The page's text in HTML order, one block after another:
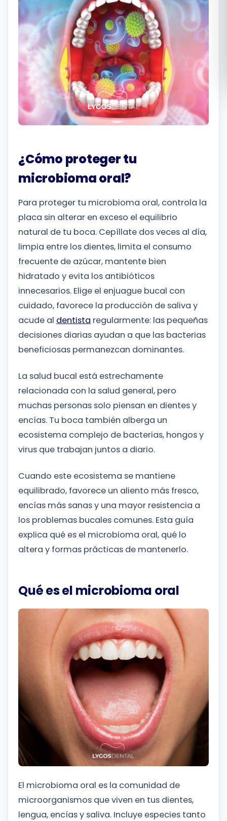
Română
Русский
¿Cómo proteger tu
microbioma oral?
Para proteger tu microbioma oral, controla la
placa sin alterar en exceso el equilibrio
natural de tu boca. Cepíllate dos veces al día,
limpia entre los dientes, limita el consumo
frecuente de azúcar, mantente bien
hidratado y evita los antibióticos
innecesarios. Elige el enjuague bucal con
cuidado, favorece la producción de saliva y
acude al dentista regularmente: las pequeñas
decisiones diarias ayudan a que las bacterias
beneficiosas permanezcan dominantes.
La salud bucal está estrechamente
relacionada con la salud general, pero
muchas personas solo piensan en dientes y
encías. Tu boca también alberga un
ecosistema complejo de bacterias, hongos y
virus que trabajan juntos a diario.
Cuando este ecosistema se mantiene
equilibrado, favorece un aliento más fresco,
encías más sanas y una mayor resistencia a
los problemas bucales comunes. Esta guía
explica qué es el microbioma oral, qué lo
altera y formas prácticas de mantenerlo.
Qué es el microbioma oral
El microbioma oral es la comunidad de
microorganismos que viven en tus dientes,
lengua, encías y saliva. Incluye especies tanto